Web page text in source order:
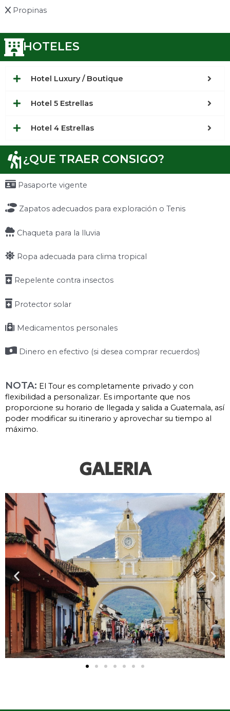
Propinas
HOTELES
Hotel Luxury / Boutique
Hotel 5 Estrellas
Hotel 4 Estrellas
¿QUE TRAER CONSIGO?
Pasaporte vigente
Zapatos adecuados para exploración o Tenis
Chaqueta para la lluvia
Ropa adecuada para clima tropical
Repelente contra insectos
Protector solar
Medicamentos personales
Dinero en efectivo (si desea comprar recuerdos)
NOTA: El Tour es completamente privado y con
flexibilidad a personalizar. Es importante que nos
proporcione su horario de llegada y salida a Guatemala, así
poder modificar su itinerario y aprovechar su tiempo al
máximo.
GALERIA